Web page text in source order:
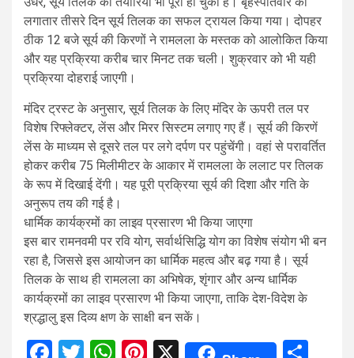
लगातार तीसरे दिन सूर्य तिलक का सफल ट्रायल किया गया। दोपहर
ठीक 12 बजे सूर्य की किरणों ने रामलला के मस्तक को आलोकित किया
और यह प्रक्रिया करीब चार मिनट तक चली। शुक्रवार को भी यही
प्रक्रिया दोहराई जाएगी।
मंदिर ट्रस्ट के अनुसार, सूर्य तिलक के लिए मंदिर के ऊपरी तल पर
विशेष रिफ्लेक्टर, लेंस और मिरर सिस्टम लगाए गए हैं। सूर्य की किरणें
लेंस के माध्यम से दूसरे तल पर लगे दर्पण पर पहुंचेंगी। वहां से परावर्तित
होकर करीब 75 मिलीमीटर के आकार में रामलला के ललाट पर तिलक
के रूप में दिखाई देंगी। यह पूरी प्रक्रिया सूर्य की दिशा और गति के
अनुरूप तय की गई है।
धार्मिक कार्यक्रमों का लाइव प्रसारण भी किया जाएगा
इस बार रामनवमी पर रवि योग, सर्वार्थसिद्धि योग का विशेष संयोग भी बन
रहा है, जिससे इस आयोजन का धार्मिक महत्व और बढ़ गया है। सूर्य
तिलक के साथ ही रामलला का अभिषेक, शृंगार और अन्य धार्मिक
कार्यक्रमों का लाइव प्रसारण भी किया जाएगा, ताकि देश-विदेश के
श्रद्धालु इस दिव्य क्षण के साक्षी बन सकें।